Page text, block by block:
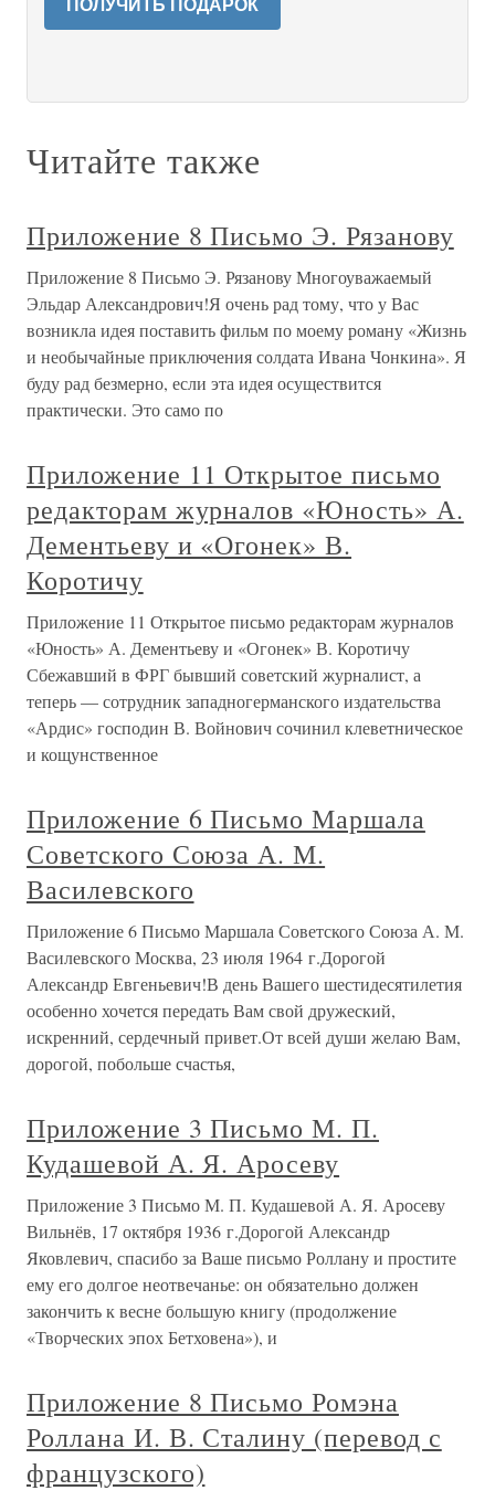
ПОЛУЧИТЬ ПОДАРОК
Читайте также
Приложение 8 Письмо Э. Рязанову
Приложение 8 Письмо Э. Рязанову Многоуважаемый
Эльдар Александрович!Я очень рад тому, что у Вас
возникла идея поставить фильм по моему роману «Жизнь
и необычайные приключения солдата Ивана Чонкина». Я
буду рад безмерно, если эта идея осуществится
практически. Это само по
Приложение 11 Открытое письмо
редакторам журналов «Юность» А.
Дементьеву и «Огонек» В.
Коротичу
Приложение 11 Открытое письмо редакторам журналов
«Юность» А. Дементьеву и «Огонек» В. Коротичу
Сбежавший в ФРГ бывший советский журналист, а
теперь — сотрудник западногерманского издательства
«Ардис» господин В. Войнович сочинил клеветническое
и кощунственное
Приложение 6 Письмо Маршала
Советского Союза А. М.
Василевского
Приложение 6 Письмо Маршала Советского Союза А. М.
Василевского Москва, 23 июля 1964 г.Дорогой
Александр Евгеньевич!В день Вашего шестидесятилетия
особенно хочется передать Вам свой дружеский,
искренний, сердечный привет.От всей души желаю Вам,
дорогой, побольше счастья,
Приложение 3 Письмо М. П.
Кудашевой А. Я. Аросеву
Приложение 3 Письмо М. П. Кудашевой А. Я. Аросеву
Вильнёв, 17 октября 1936 г.Дорогой Александр
Яковлевич, спасибо за Ваше письмо Роллану и простите
ему его долгое неотвечанье: он обязательно должен
закончить к весне большую книгу (продолжение
«Творческих эпох Бетховена»), и
Приложение 8 Письмо Ромэна
Роллана И. В. Сталину (перевод с
французского)